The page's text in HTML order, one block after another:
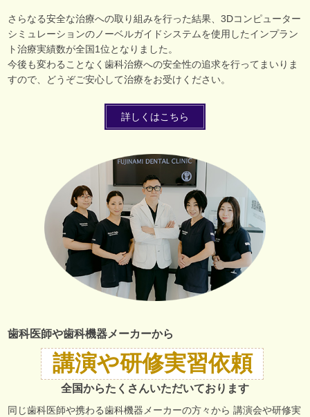
さらなる安全な治療への取り組みを行った結果、3Dコンピューター
シミュレーションのノーベルガイドシステムを使用したインプラン
ト治療実績数が全国1位となりました。
今後も変わることなく歯科治療への安全性の追求を行ってまいりま
すので、どうぞご安心して治療をお受けください。
詳しくはこちら
歯科医師や歯科機器メーカーから
講演や研修実習依頼
全国からたくさんいただいております
同じ歯科医師や携わる歯科機器メーカーの方々から 講演会や研修実